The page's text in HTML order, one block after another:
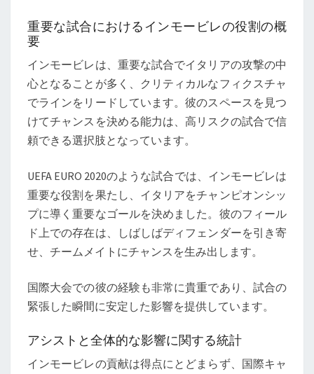
重要な試合におけるインモービレの役割の概
要
インモービレは、重要な試合でイタリアの攻撃の中
心となることが多く、クリティカルなフィクスチャ
でラインをリードしています。彼のスペースを見つ
けてチャンスを決める能力は、高リスクの試合で信
頼できる選択肢となっています。
UEFA EURO 2020のような試合では、インモービレは
重要な役割を果たし、イタリアをチャンピオンシッ
プに導く重要なゴールを決めました。彼のフィール
ド上での存在は、しばしばディフェンダーを引き寄
せ、チームメイトにチャンスを生み出します。
国際大会での彼の経験も非常に貴重であり、試合の
緊張した瞬間に安定した影響を提供しています。
アシストと全体的な影響に関する統計
インモービレの貢献は得点にとどまらず、国際キャ